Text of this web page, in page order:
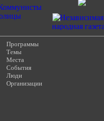
Программы
Темы
Места
События
Люди
Организации